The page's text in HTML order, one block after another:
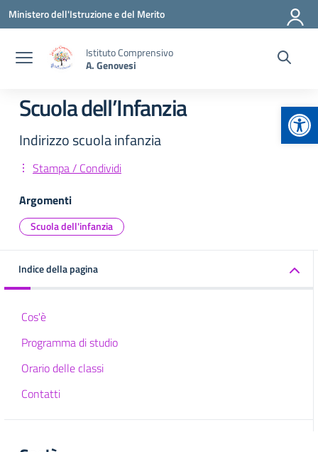
Vai ai contenuti
Vai al menu di navigazione
Vai al footer
Ministero dell'Istruzione e del Merito
Istituto Comprensivo
A. Genovesi
Scuola dell’Infanzia
Indirizzo scuola infanzia
Stampa / Condividi
Argomenti
Scuola dell'infanzia
Indice della pagina
Cos'è
Programma di studio
Orario delle classi
Contatti